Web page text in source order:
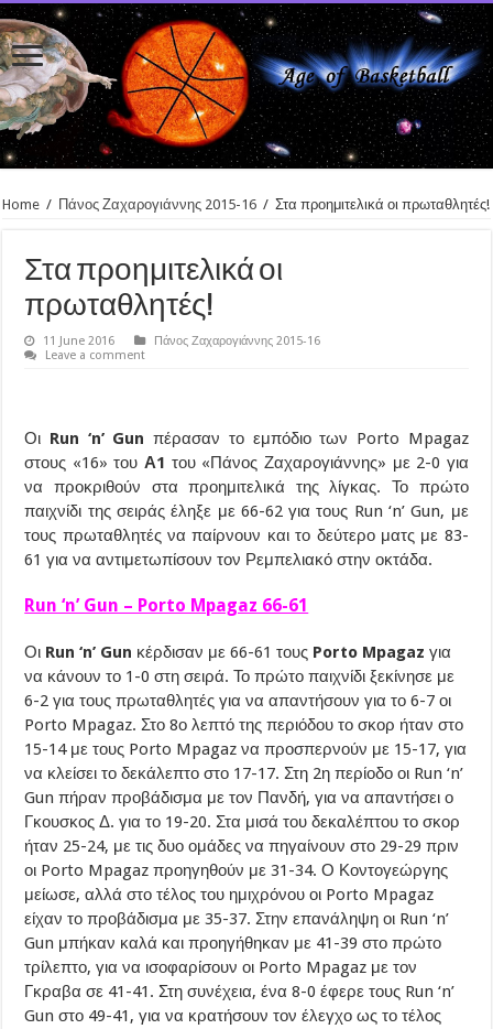
Home / Πάνος Ζαχαρογιάννης 2015-16 / Στα προημιτελικά οι πρωταθλητές!
Στα προημιτελικά οι
πρωταθλητές!
11 June 2016
Πάνος Ζαχαρογιάννης 2015-16
Leave a comment
Οι Run ‘n’ Gun πέρασαν το εμπόδιο των Porto Mpagaz
στους «16» τουΑ1 του «Πάνος Ζαχαρογιάννης» με 2-0 για
να προκριθούν στα προημιτελικά της λίγκας. Το πρώτο
παιχνίδι της σειράς έληξε με 66-62 για τους Run ‘n’ Gun, με
τους πρωταθλητές να παίρνουν και το δεύτερο ματς με 83-
61 για να αντιμετωπίσουν τον Ρεμπελιακό στην οκτάδα.
Run ‘n’ Gun – Porto Mpagaz 66-61
Οι Run ‘n’ Gun κέρδισαν με 66-61 τους Porto Mpagaz για
να κάνουν το 1-0 στη σειρά. Το πρώτο παιχνίδι ξεκίνησε με
6-2 για τους πρωταθλητές για να απαντήσουν για το 6-7 οι
Porto Mpagaz. Στο 8ο λεπτό της περιόδου το σκορ ήταν στο
15-14 με τους Porto Mpagaz να προσπερνούν με 15-17, για
να κλείσει το δεκάλεπτο στο 17-17. Στη 2η περίοδο οι Run ‘n’
Gun πήραν προβάδισμα με τον Πανδή, για να απαντήσει ο
Γκουσκος Δ. για το 19-20. Στα μισά του δεκαλέπτου το σκορ
ήταν 25-24, με τις δυο ομάδες να πηγαίνουν στο 29-29 πριν
οι Porto Mpagaz προηγηθούν με 31-34. Ο Κοντογεώργης
μείωσε, αλλά στο τέλος του ημιχρόνου οι Porto Mpagaz
είχαν το προβάδισμα με 35-37. Στην επανάληψη οι Run ‘n’
Gun μπήκαν καλά και προηγήθηκαν με 41-39 στο πρώτο
τρίλεπτο, για να ισοφαρίσουν οι Porto Mpagaz με τον
Γκραβα σε 41-41. Στη συνέχεια, ένα 8-0 έφερε τους Run ‘n’
Gun στο 49-41, για να κρατήσουν τον έλεγχο ως το τέλος